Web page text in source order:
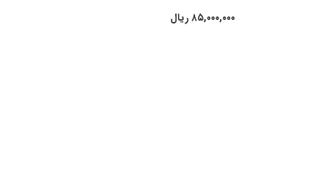
۸۵,۰۰۰,۰۰۰ریال